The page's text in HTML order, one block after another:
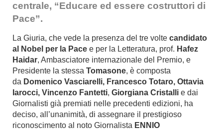
centrale, “Educare ed essere costruttori di
Pace”.
La Giuria, che vede la presenza del tre volte candidato
al Nobel per la Pace e per la Letteratura, prof. Hafez
Haidar, Ambasciatore internazionale del Premio, e
Presidente la stessa Tomasone, è composta
da Domenico Vasciarelli, Francesco Totaro, Ottavia
Iarocci, Vincenzo Fantetti, Giorgiana Cristalli e dai
Giornalisti già premiati nelle precedenti edizioni, ha
deciso, all’unanimità, di assegnare il prestigioso
riconoscimento al noto Giornalista ENNIO